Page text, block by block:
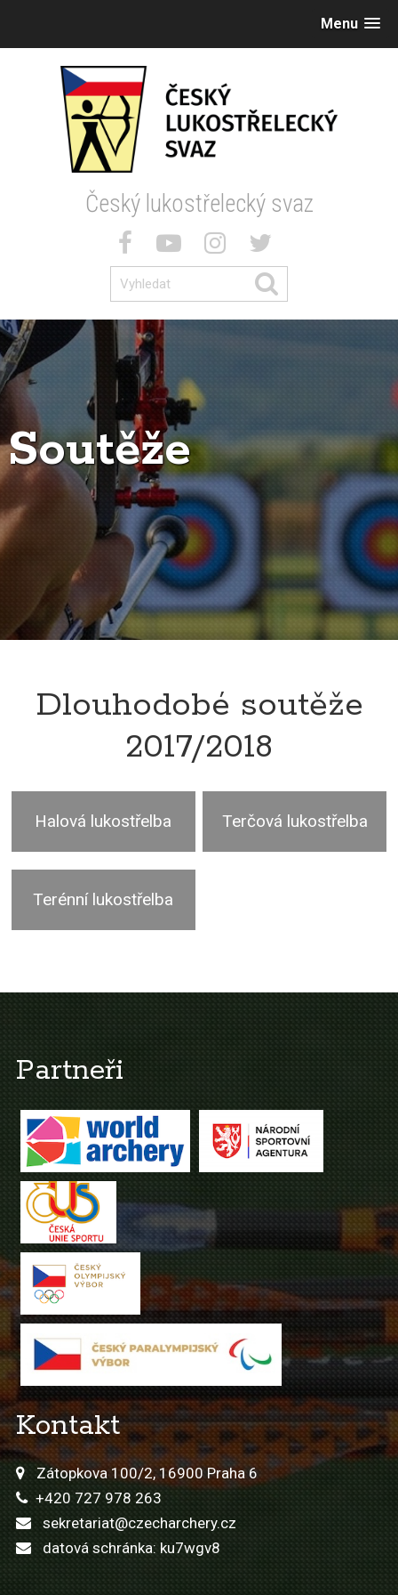
Menu
Český lukostřelecký svaz
Soutěže
Dlouhodobé soutěže
2017/2018
Halová lukostřelba Terčová lukostřelba
Terénní lukostřelba
Partneři
Kontakt
Zátopkova 100/2, 16900 Praha 6
+420 727 978 263
sekretariat@czecharchery.cz
datová schránka: ku7wgv8